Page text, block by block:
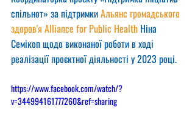
спільнот» за підтримки Альянс громадського
здоров'я Alliance for Public Health Ніна
Семікоп щодо виконаної роботи в ході
реалізації проєктної діяльності у 2023 році.
https://www.facebook.com/watch/?
v=344994161777260&ref=sharing